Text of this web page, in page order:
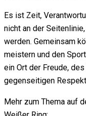
Es ist Zeit,
nicht an der
werden. Gemeinsam
meistern und den
ein Ort der Freude,
gegenseitigen
Mehr zum Thema auf